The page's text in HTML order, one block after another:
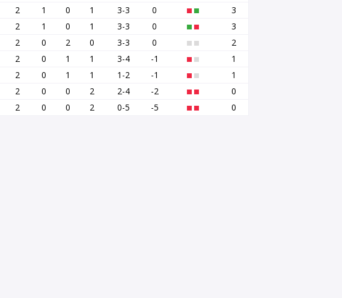
2 1 0 1 3-3 0
3
2 1 0 1 3-3 0
3
2 0 2 0 3-3 0
2
2 0 1 1 3-4 -1
1
2 0 1 1 1-2 -1
1
2 0 0 2 2-4 -2
0
2 0 0 2 0-5 -5
0